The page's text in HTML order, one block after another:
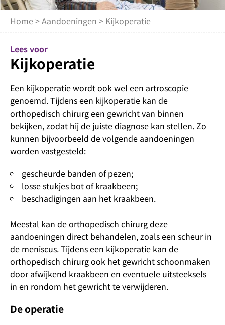
Home >Aandoeningen > Kijkoperatie
Lees voor
Kijkoperatie
Een kijkoperatie wordt ook wel een artroscopie
genoemd. Tijdens een kijkoperatie kan de
orthopedisch chirurg een gewricht van binnen
bekijken, zodat hij de juiste diagnose kan stellen. Zo
kunnen bijvoorbeeld de volgende aandoeningen
worden vastgesteld:
gescheurde banden of pezen;
losse stukjes bot of kraakbeen;
beschadigingen aan het kraakbeen.
Meestal kan de orthopedisch chirurg deze
aandoeningen direct behandelen, zoals een scheur in
de meniscus. Tijdens een kijkoperatie kan de
orthopedisch chirurg ook het gewricht schoonmaken
door afwijkend kraakbeen en eventuele uitsteeksels
in en rondom het gewricht te verwijderen.
De operatie